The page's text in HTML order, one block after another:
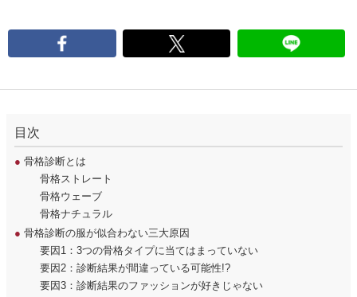
目次
● 骨格診断とは
骨格ストレート
骨格ウェーブ
骨格ナチュラル
● 骨格診断の服が似合わない三大原因
要因1：3つの骨格タイプに当てはまっていない
要因2：診断結果が間違っている可能性!?
要因3：診断結果のファッションが好きじゃない